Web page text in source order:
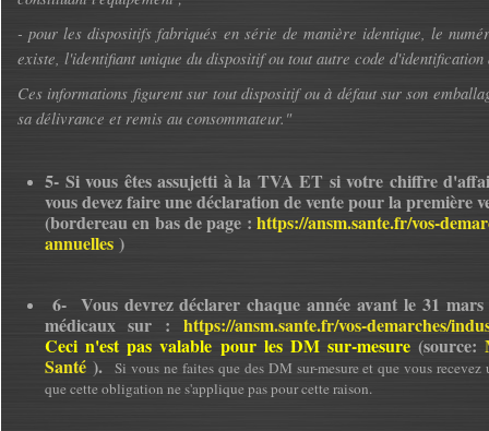
- pour les dispositifs fabriqués en série de manière identique, le
existe, l'identifiant unique du dispositif ou tout autre code
Ces informations figurent sur tout dispositif ou à défaut sur son
sa délivrance et remis au consommateur."
5- Si vous êtes assujetti à la TVA ET si votre chiffre
vous devez faire une déclaration de vente pour la première
(bordereau en bas de page : https://ansm.sante.fr/vos-
annuelles )
6- Vous devrez déclarer chaque année avant le 31
médicaux sur : https://ansm.sante.fr/vos-demarches/
Ceci n'est pas valable pour les DM sur-mesure (source:
Santé ).
Si vous ne faites que des DM sur-mesure et que vous
que cette obligation ne s'applique pas pour cette raison.